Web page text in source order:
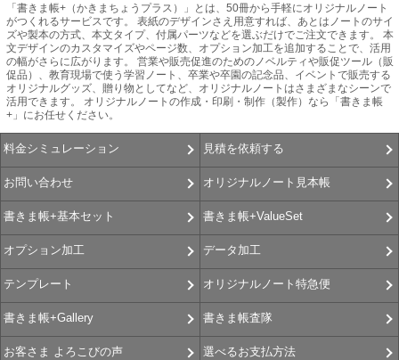
「書きま帳+（かきまちょうプラス）」とは、50冊から手軽にオリジナルノート
がつくれるサービスです。 表紙のデザインさえ用意すれば、あとはノートのサイ
ズや製本の方式、本文タイプ、付属パーツなどを選ぶだけでご注文できます。 本
文デザインのカスタマイズやページ数、オプション加工を追加することで、活用
の幅がさらに広がります。 営業や販売促進のためのノベルティや販促ツール（販
促品）、教育現場で使う学習ノート、卒業や卒園の記念品、イベントで販売する
オリジナルグッズ、贈り物としてなど、オリジナルノートはさまざまなシーンで
活用できます。 オリジナルノートの作成・印刷・制作（製作）なら「書きま帳
+」にお任せください。
料金シミュレーション 見積を依頼する
お問い合わせ オリジナルノート見本帳
書きま帳+基本セット 書きま帳+ValueSet
オプション加工 データ加工
テンプレート オリジナルノート特急便
書きま帳+Gallery 書きま帳査隊
お客さま よろこびの声 選べるお支払方法